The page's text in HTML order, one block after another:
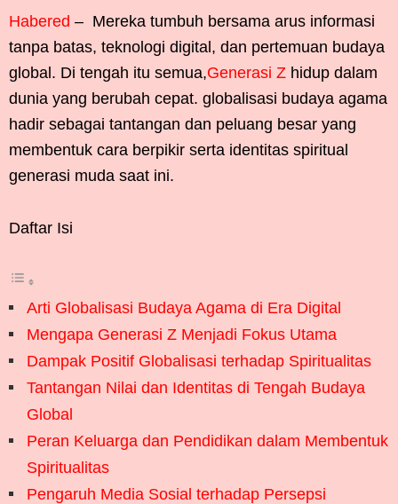
Habered – Mereka tumbuh bersama arus informasi
tanpa batas, teknologi digital, dan pertemuan budaya
global. Di tengah itu semua,Generasi Z hidup dalam
dunia yang berubah cepat. globalisasi budaya agama
hadir sebagai tantangan dan peluang besar yang
membentuk cara berpikir serta identitas spiritual
generasi muda saat ini.
Daftar Isi
Arti Globalisasi Budaya Agama di Era Digital
Mengapa Generasi Z Menjadi Fokus Utama
Dampak Positif Globalisasi terhadap Spiritualitas
Tantangan Nilai dan Identitas di Tengah Budaya
Global
Peran Keluarga dan Pendidikan dalam Membentuk
Spiritualitas
Pengaruh Media Sosial terhadap Persepsi